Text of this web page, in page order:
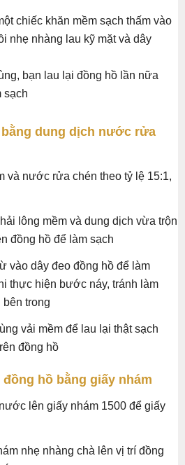
chiếc khăn mềm sạch thấm vào
nhẹ nhàng lau kỹ mặt và dây
bạn lau lại đồng hồ lần nữa
sạch
dung dịch nước rửa
và nước rửa chén theo tỷ lệ 15:1,
lông mềm và dung dịch vừa trộn
đồng hồ để làm sạch
vào dây đeo đồng hồ để làm
thực hiện bước náy, tránh làm
trong
vải mềm để lau lại thật sạch
đồng hồ
hồ bằng giấy nhám
lên giấy nhám 1500 để giấy
nhẹ nhàng chà lên vị trí đồng